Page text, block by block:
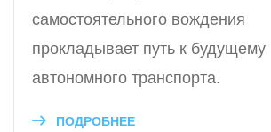
самостоятельного вождения
прокладывает путь к будущему
автономного транспорта.
ПОДРОБНЕЕ